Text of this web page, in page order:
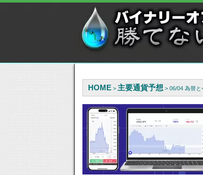
HOME > 主要通貨予想 > 06/04 為替